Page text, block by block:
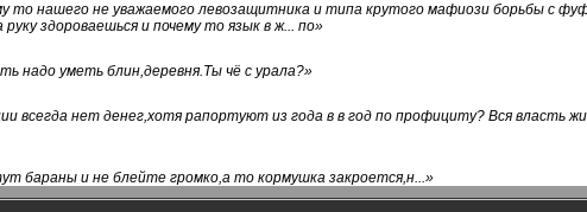
то нашего не уважаемого левозащитника и типа крутого мафиози борьбы с
здороваешься и почему то язык в ж... по»
надо уметь блин,деревня.Ты чё с урала?»
всегда нет денег,хотя рапортуют из года в в год по профициту? Вся власть
бараны и не блейте громко,а то кормушка закроется,н...»